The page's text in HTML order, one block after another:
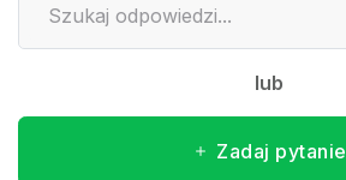
lub
Zadaj pytanie